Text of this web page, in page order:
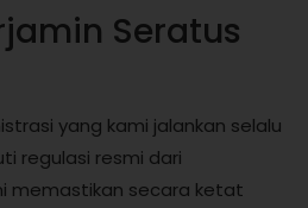
Seratus
yang kami jalankan selalu
regulasi resmi dari
memastikan secara ketat